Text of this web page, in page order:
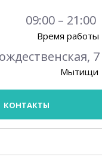
Время работы
Мытищи
7
09:00 – 21:00
КОНТАКТЫ